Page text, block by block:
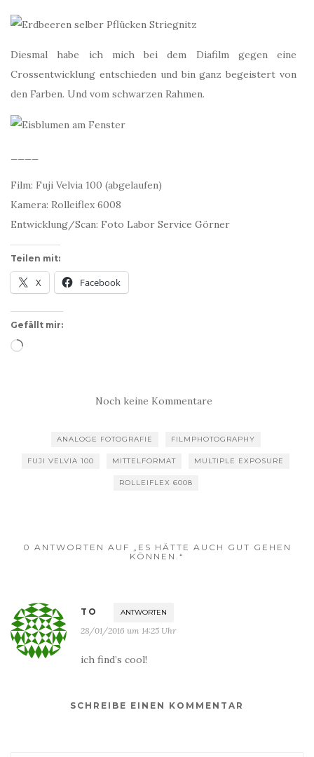
Diesmal habe ich mich bei dem Diafilm gegen eine
Crossentwicklung entschieden und bin ganz begeistert von
den Farben. Und vom schwarzen Rahmen.
Film: Fuji Velvia 100 (abgelaufen)
Kamera: Rolleiflex 6008
Entwicklung/Scan: Foto Labor Service Görner
Teilen mit:
X Facebook
Gefällt mir:
Wird
Noch keine Kommentare
ANALOGE FOTOGRAFIE FILMPHOTOGRAPHY
FUJI VELVIA 100 MITTELFORMAT MULTIPLE EXPOSURE
ROLLEIFLEX 6008
0 ANTWORTEN AUF „ES HÄTTE AUCH GUT GEHEN
KÖNNEN.“
TO ANTWORTEN
28/01/2016 um 14:25 Uhr
ich find’s cool!
SCHREIBE EINEN KOMMENTAR